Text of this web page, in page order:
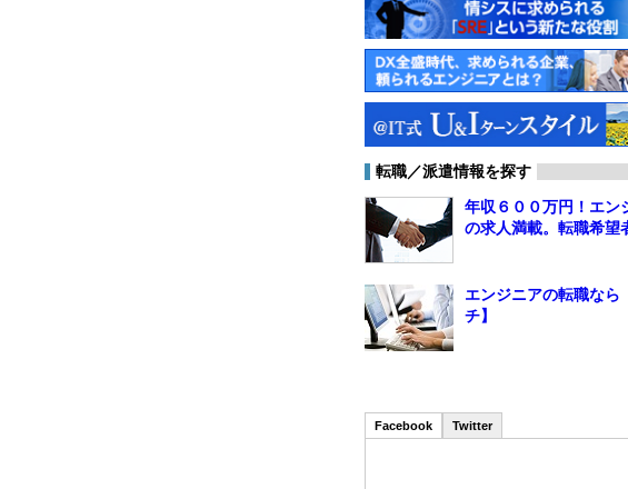
転職／派遣情報を探す
年収６００万円！エン
の求人満載。転職希望
エンジニアの転職なら
チ】
Facebook Twitter